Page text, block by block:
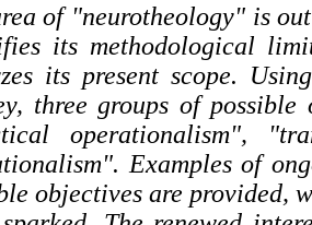
of "neurotheology" is
its methodological
its present scope.
three groups of
operationalism",
Examples of
objectives are provided,